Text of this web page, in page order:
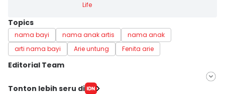
Life
Topics
nama bayi nama anak artis
nama anak
arti nama bayi
Arie untung Fenita arie
Editorial Team
Editor
Tonton lebih seru di